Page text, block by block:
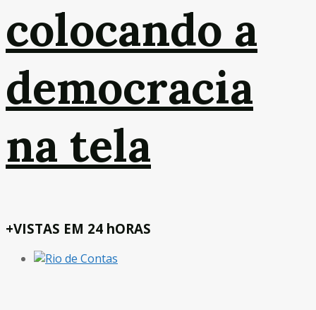
colocando a
democracia
na tela
+VISTAS EM 24 hORAS